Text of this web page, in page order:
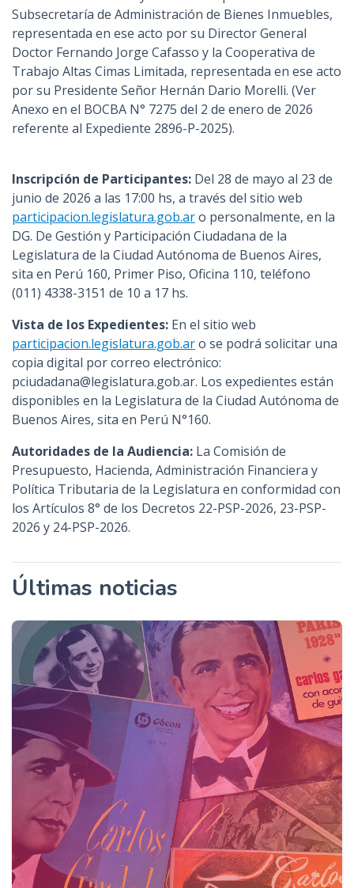
Subsecretaría de Administración de Bienes Inmuebles,
representada en ese acto por su Director General
Doctor Fernando Jorge Cafasso y la Cooperativa de
Trabajo Altas Cimas Limitada, representada en ese acto
por su Presidente Señor Hernán Dario Morelli. (Ver
Anexo en el BOCBA N° 7275 del 2 de enero de 2026
referente al Expediente 2896-P-2025).
Inscripción de Participantes: Del 28 de mayo al 23 de
junio de 2026 a las 17:00 hs, a través del sitio web
participacion.legislatura.gob.aro personalmente, en la
DG. De Gestión y Participación Ciudadana de la
Legislatura de la Ciudad Autónoma de Buenos Aires,
sita en Perú 160, Primer Piso, Oficina 110, teléfono
(011) 4338-3151 de 10 a 17 hs.
Vista de los Expedientes: En el sitio web
participacion.legislatura.gob.aro se podrá solicitar una
copia digital por correo electrónico:
pciudadana@legislatura.gob.ar. Los expedientes están
disponibles en la Legislatura de la Ciudad Autónoma de
Buenos Aires, sita en Perú N°160.
Autoridades de la Audiencia: La Comisión de
Presupuesto, Hacienda, Administración Financiera y
Política Tributaria de la Legislatura en conformidad con
los Artículos 8° de los Decretos 22-PSP-2026, 23-PSP-
2026 y 24-PSP-2026.
Últimas noticias